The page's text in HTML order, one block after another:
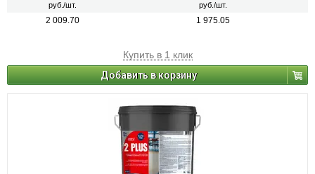
руб./шт. руб./шт.
2 009.70 1 975.05
Купить в 1 клик
Добавить в корзину